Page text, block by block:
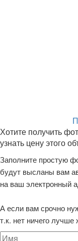
Хотите получить
узнать цену этого
Заполните простую
будут высланы вам
на ваш электронный
А если вам срочно
т.к. нет ничего